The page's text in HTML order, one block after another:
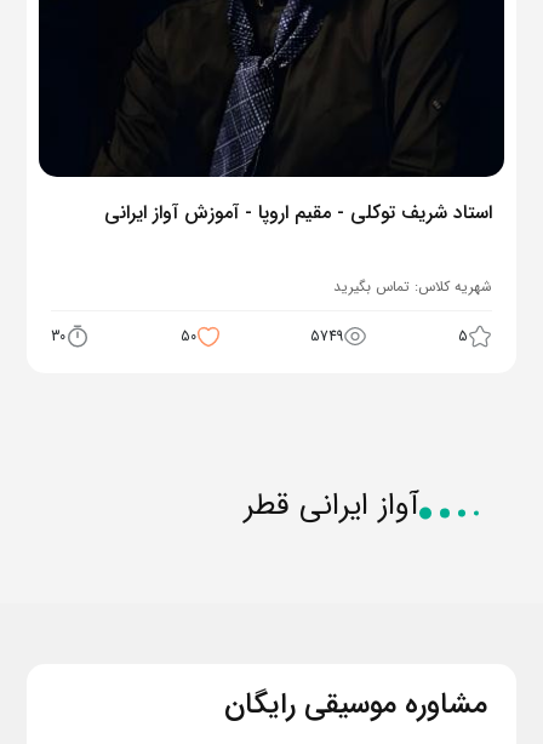
استاد شریف توکلی - مقیم اروپا - آموزش آواز ایرانی
شهریه کلاس: تماس بگیرید
5
5749
50
30
آواز ایرانی قطر
مشاوره موسیقی رایگان